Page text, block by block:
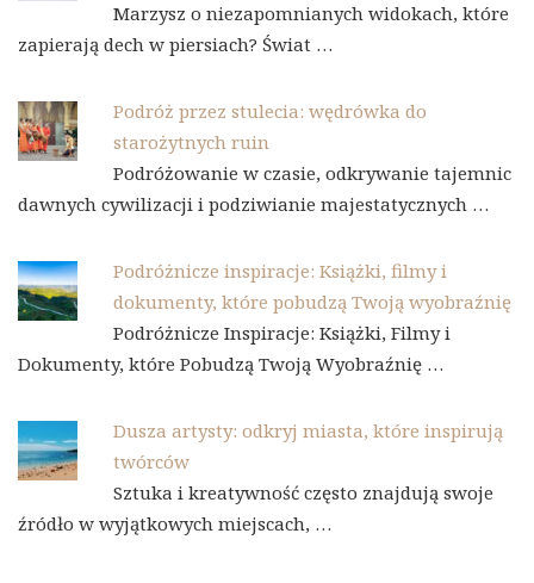
Marzysz o niezapomnianych widokach, które
zapierają dech w piersiach? Świat …
Podróż przez stulecia: wędrówka do
starożytnych ruin
Podróżowanie w czasie, odkrywanie tajemnic
dawnych cywilizacji i podziwianie majestatycznych …
Podróżnicze inspiracje: Książki, filmy i
dokumenty, które pobudzą Twoją wyobraźnię
Podróżnicze Inspiracje: Książki, Filmy i
Dokumenty, które Pobudzą Twoją Wyobraźnię …
Dusza artysty: odkryj miasta, które inspirują
twórców
Sztuka i kreatywność często znajdują swoje
źródło w wyjątkowych miejscach, …